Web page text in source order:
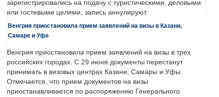
зарегистрировались на подачу с туристическими, деловыми
или гостевыми целями, запись аннулируют.
Венгрия приостановила прием заявлений на визы в Казани,
Самаре и Уфе
Венгрия приостановила прием заявлений на визы в трех
российских городах. С 29 июня документы перестанут
принимать в визовых центрах Казани, Самары и Уфы.
Отмечается, что прием документов на визы
приостанавливается по распоряжению Генерального